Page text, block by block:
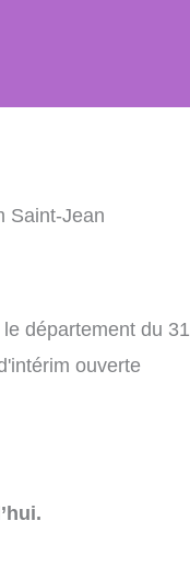
Saint-Jean
département du 31
ouverte